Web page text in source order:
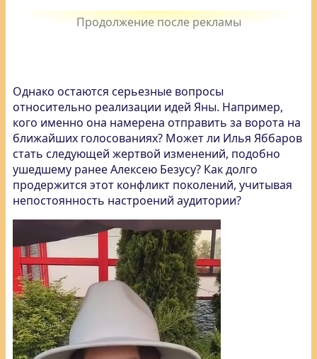
Однако остаются серьезные вопросы
относительно реализации идей Яны. Например,
кого именно она намерена отправить за ворота на
ближайших голосованиях? Может ли Илья Яббаров
стать следующей жертвой изменений, подобно
ушедшему ранее Алексею Безусу? Как долго
продержится этот конфликт поколений, учитывая
непостоянность настроений аудитории?